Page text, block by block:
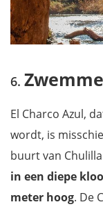
El Charco Azul,
wordt, is
buurt van
in een diepe
meter hoog. De